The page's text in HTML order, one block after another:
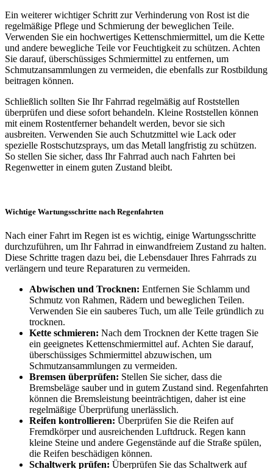
Ein weiterer wichtiger Schritt zur Verhinderung von Rost ist die
regelmäßige Pflege und Schmierung der beweglichen Teile.
Verwenden Sie ein hochwertiges Kettenschmiermittel, um die Kette
und andere bewegliche Teile vor Feuchtigkeit zu schützen. Achten
Sie darauf, überschüssiges Schmiermittel zu entfernen, um
Schmutzansammlungen zu vermeiden, die ebenfalls zur Rostbildung
beitragen können.
Schließlich sollten Sie Ihr Fahrrad regelmäßig auf Roststellen
überprüfen und diese sofort behandeln. Kleine Roststellen können
mit einem Rostentferner behandelt werden, bevor sie sich
ausbreiten. Verwenden Sie auch Schutzmittel wie Lack oder
spezielle Rostschutzsprays, um das Metall langfristig zu schützen.
So stellen Sie sicher, dass Ihr Fahrrad auch nach Fahrten bei
Regenwetter in einem guten Zustand bleibt.
Wichtige Wartungsschritte nach Regenfahrten
Nach einer Fahrt im Regen ist es wichtig, einige Wartungsschritte
durchzuführen, um Ihr Fahrrad in einwandfreiem Zustand zu halten.
Diese Schritte tragen dazu bei, die Lebensdauer Ihres Fahrrads zu
verlängern und teure Reparaturen zu vermeiden.
Abwischen und Trocknen: Entfernen Sie Schlamm und
Schmutz von Rahmen, Rädern und beweglichen Teilen.
Verwenden Sie ein sauberes Tuch, um alle Teile gründlich zu
trocknen.
Kette schmieren: Nach dem Trocknen der Kette tragen Sie
ein geeignetes Kettenschmiermittel auf. Achten Sie darauf,
überschüssiges Schmiermittel abzuwischen, um
Schmutzansammlungen zu vermeiden.
Bremsen überprüfen: Stellen Sie sicher, dass die
Bremsbeläge sauber und in gutem Zustand sind. Regenfahrten
können die Bremsleistung beeinträchtigen, daher ist eine
regelmäßige Überprüfung unerlässlich.
Reifen kontrollieren: Überprüfen Sie die Reifen auf
Fremdkörper und ausreichenden Luftdruck. Regen kann
kleine Steine und andere Gegenstände auf die Straße spülen,
die Reifen beschädigen können.
Schaltwerk prüfen: Überprüfen Sie das Schaltwerk auf